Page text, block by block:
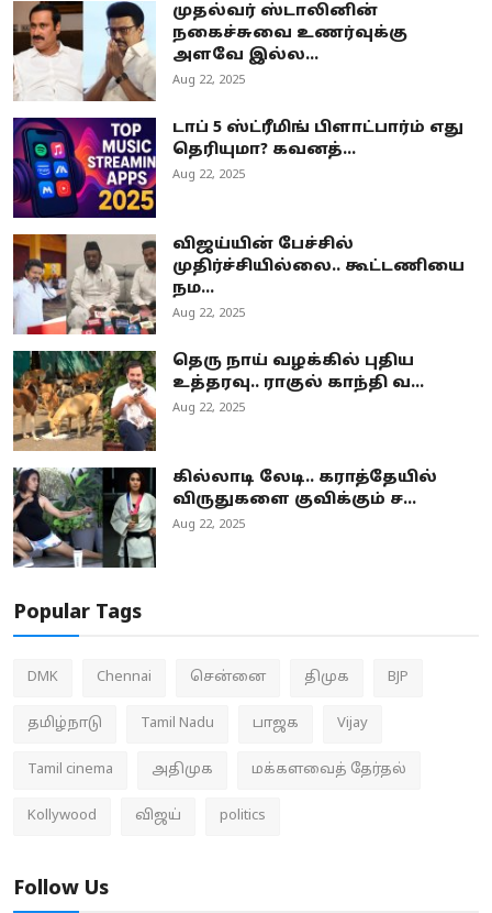
முதல்வர் ஸ்டாலினின்
நகைச்சுவை உணர்வுக்கு
அளவே இல்ல...
Aug 22, 2025
டாப் 5 ஸ்ட்ரீமிங் பிளாட்பார்ம் எது
தெரியுமா? கவனத்...
Aug 22, 2025
விஜய்யின் பேச்சில்
முதிர்ச்சியில்லை.. கூட்டணியை
நம...
Aug 22, 2025
தெரு நாய் வழக்கில் புதிய
உத்தரவு.. ராகுல் காந்தி வ...
Aug 22, 2025
கில்லாடி லேடி.. கராத்தேயில்
விருதுகளை குவிக்கும் ச...
Aug 22, 2025
Popular Tags
DMK Chennai சென்னை திமுக BJP
தமிழ்நாடு Tamil Nadu பாஜக Vijay
Tamil cinema அதிமுக மக்களவைத் தேர்தல்
Kollywood விஜய் politics
Follow Us